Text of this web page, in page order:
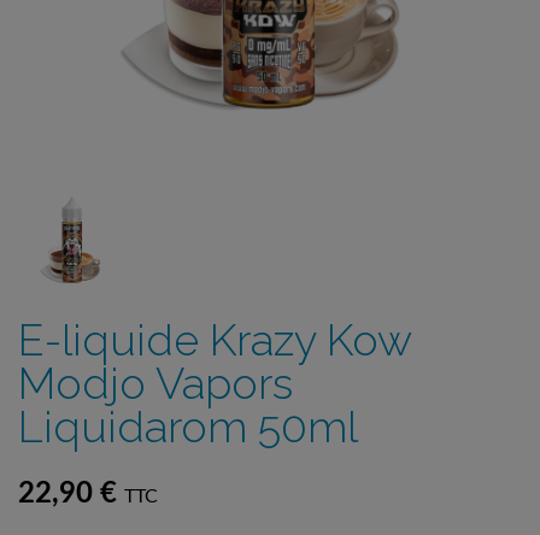
E-liquide Krazy Kow
Modjo Vapors
Liquidarom 50ml
22,90 € TTC